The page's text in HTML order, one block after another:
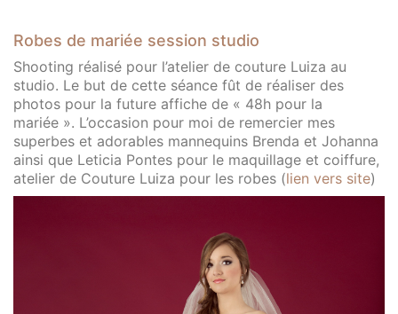
Robes de mariée session studio
Shooting réalisé pour l’atelier de couture Luiza au
studio. Le but de cette séance fût de réaliser des
photos pour la future affiche de « 48h pour la
mariée ». L’occasion pour moi de remercier mes
superbes et adorables mannequins Brenda et Johanna
ainsi que Leticia Pontes pour le maquillage et coiffure,
atelier de Couture Luiza pour les robes (lien vers site)